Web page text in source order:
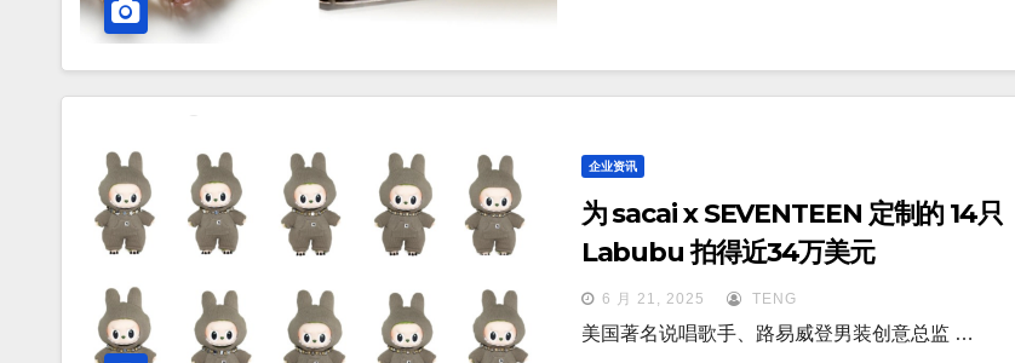
企业资讯
为 sacai x SEVENTEEN 定制的 14只
Labubu 拍得近34万美元
6 月 21, 2025 TENG
美国著名说唱歌手、路易威登男装创意总监 …